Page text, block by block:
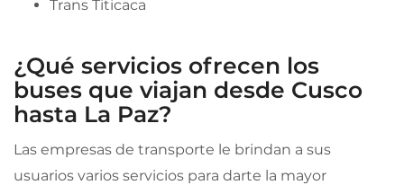
Trans Titicaca
¿Qué servicios ofrecen los
buses que viajan desde Cusco
hasta La Paz?
Las empresas de transporte le brindan a sus
usuarios varios servicios para darte la mayor